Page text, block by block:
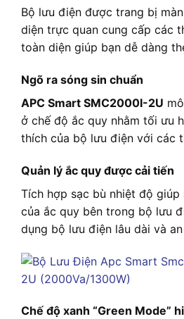
Bộ lưu điện được trang bị
diện trực quan cung cấp các
toàn diện giúp bạn dễ dàng
Ngõ ra sóng sin chuẩn
APC Smart SMC2000I-2U
ở chế độ ắc quy nhằm tối ưu
thích của bộ lưu điện với các
Quản lý ắc quy được cải tiến
Tích hợp sạc bù nhiệt độ
của ắc quy bên trong bộ lưu
dụng bộ lưu điện lâu dài và
Chế độ xanh “Green Mode”